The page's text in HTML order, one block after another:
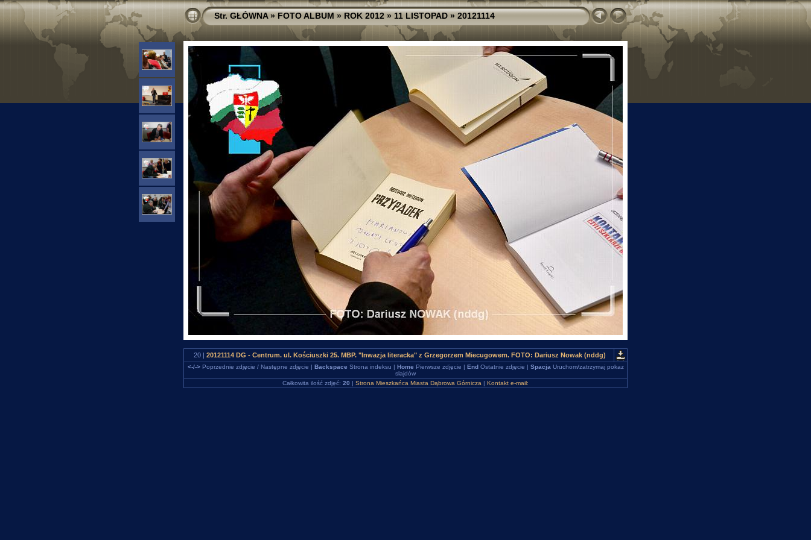
Str. GŁÓWNA»FOTO ALBUM»ROK 2012»11 LISTOPAD»20121114
20 | 20121114 DG - Centrum. ul. Kościuszki 25. MBP. "Inwazja literacka" z Grzegorzem Miecugowem. FOTO: Dariusz Nowak (nddg)
<-/->Poprzednie zdjęcie / Następne zdjęcie | Backspace Strona indeksu | Home Pierwsze zdjęcie | EndOstatnie zdjęcie | Spacja Uruchom/zatrzymaj pokaz
slajdów
Całkowita ilość zdjęć: 20 | Strona Mieszkańca Miasta Dąbrowa Górnicza | Kontakt e-mail: